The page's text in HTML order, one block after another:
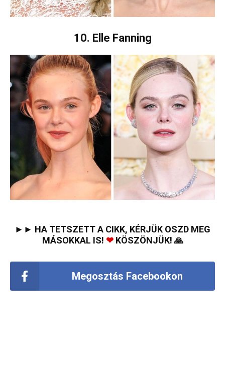
10. Elle Fanning
►► HA TETSZETT A CIKK, KÉRJÜK OSZD MEG
MÁSOKKAL IS! ❤KÖSZÖNJÜK! 🙏
Megosztás Facebookon